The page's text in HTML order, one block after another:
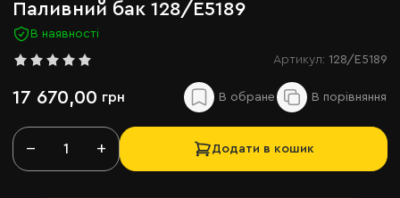
Паливний бак 128/E5189
В наявності
Артикул: 128/E5189
17 670,00 грн
− + Додати в кошик